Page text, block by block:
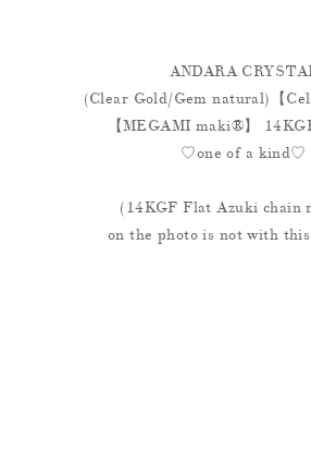
ANDARA
(Clear Gold/Gem natural)【
【MEGAMI maki®︎】
♡one of a kind♡
(14KGF Flat Azuki chain
on the photo is not with